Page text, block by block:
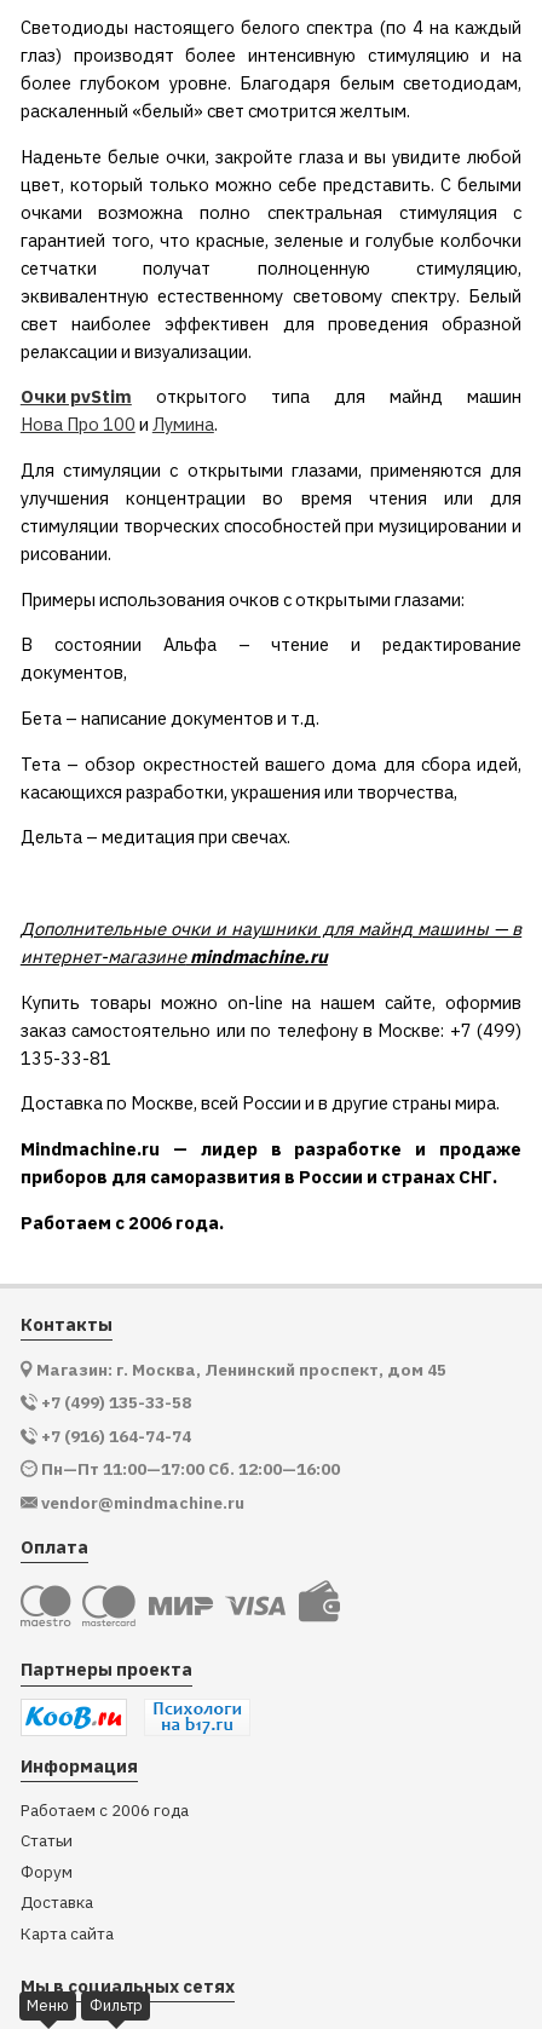
Светодиоды настоящего белого спектра (по 4 на каждый
глаз) производят более интенсивную стимуляцию и на
более глубоком уровне. Благодаря белым светодиодам,
раскаленный «белый» свет смотрится желтым.
Наденьте белые очки, закройте глаза и вы увидите любой
цвет, который только можно себе представить. С белыми
очками возможна полно спектральная стимуляция с
гарантией того, что красные, зеленые и голубые колбочки
сетчатки получат полноценную стимуляцию,
эквивалентную естественному световому спектру. Белый
свет наиболее эффективен для проведения образной
релаксации и визуализации.
Очки pvStim
открытого типа для майнд машин
Нова Про 100 и Лумина.
Для стимуляции с открытыми глазами, применяются для
улучшения концентрации во время чтения или для
стимуляции творческих способностей при музицировании и
рисовании.
Примеры использования очков с открытыми глазами:
В состоянии Альфа – чтение и редактирование
документов,
Бета – написание документов и т.д.
Тета – обзор окрестностей вашего дома для сбора идей,
касающихся разработки, украшения или творчества,
Дельта – медитация при свечах.
Дополнительные очки и наушники для майнд машины — в
интернет-магазинеmindmachine.ru
Купить товары можно on-line на нашем сайте, оформив
заказ самостоятельно или по телефону в Москве: +7 (499)
135-33-81
Доставка по Москве, всей России и в другие страны мира.
Mindmachine.ru — лидер в разработке и продаже
приборов для саморазвития в России и странах СНГ.
Работаем с 2006 года.
Контакты
Магазин: г. Москва, Ленинский проспект, дом 45
+7 (499) 135-33-58
+7 (916) 164-74-74
Пн—Пт 11:00—17:00 Сб. 12:00—16:00
vendor@mindmachine.ru
Оплата
Партнеры проекта
Информация
Работаем с 2006 года
Статьи
Форум
Доставка
Карта сайта
Мы в социальных сетях
Меню Фильтр